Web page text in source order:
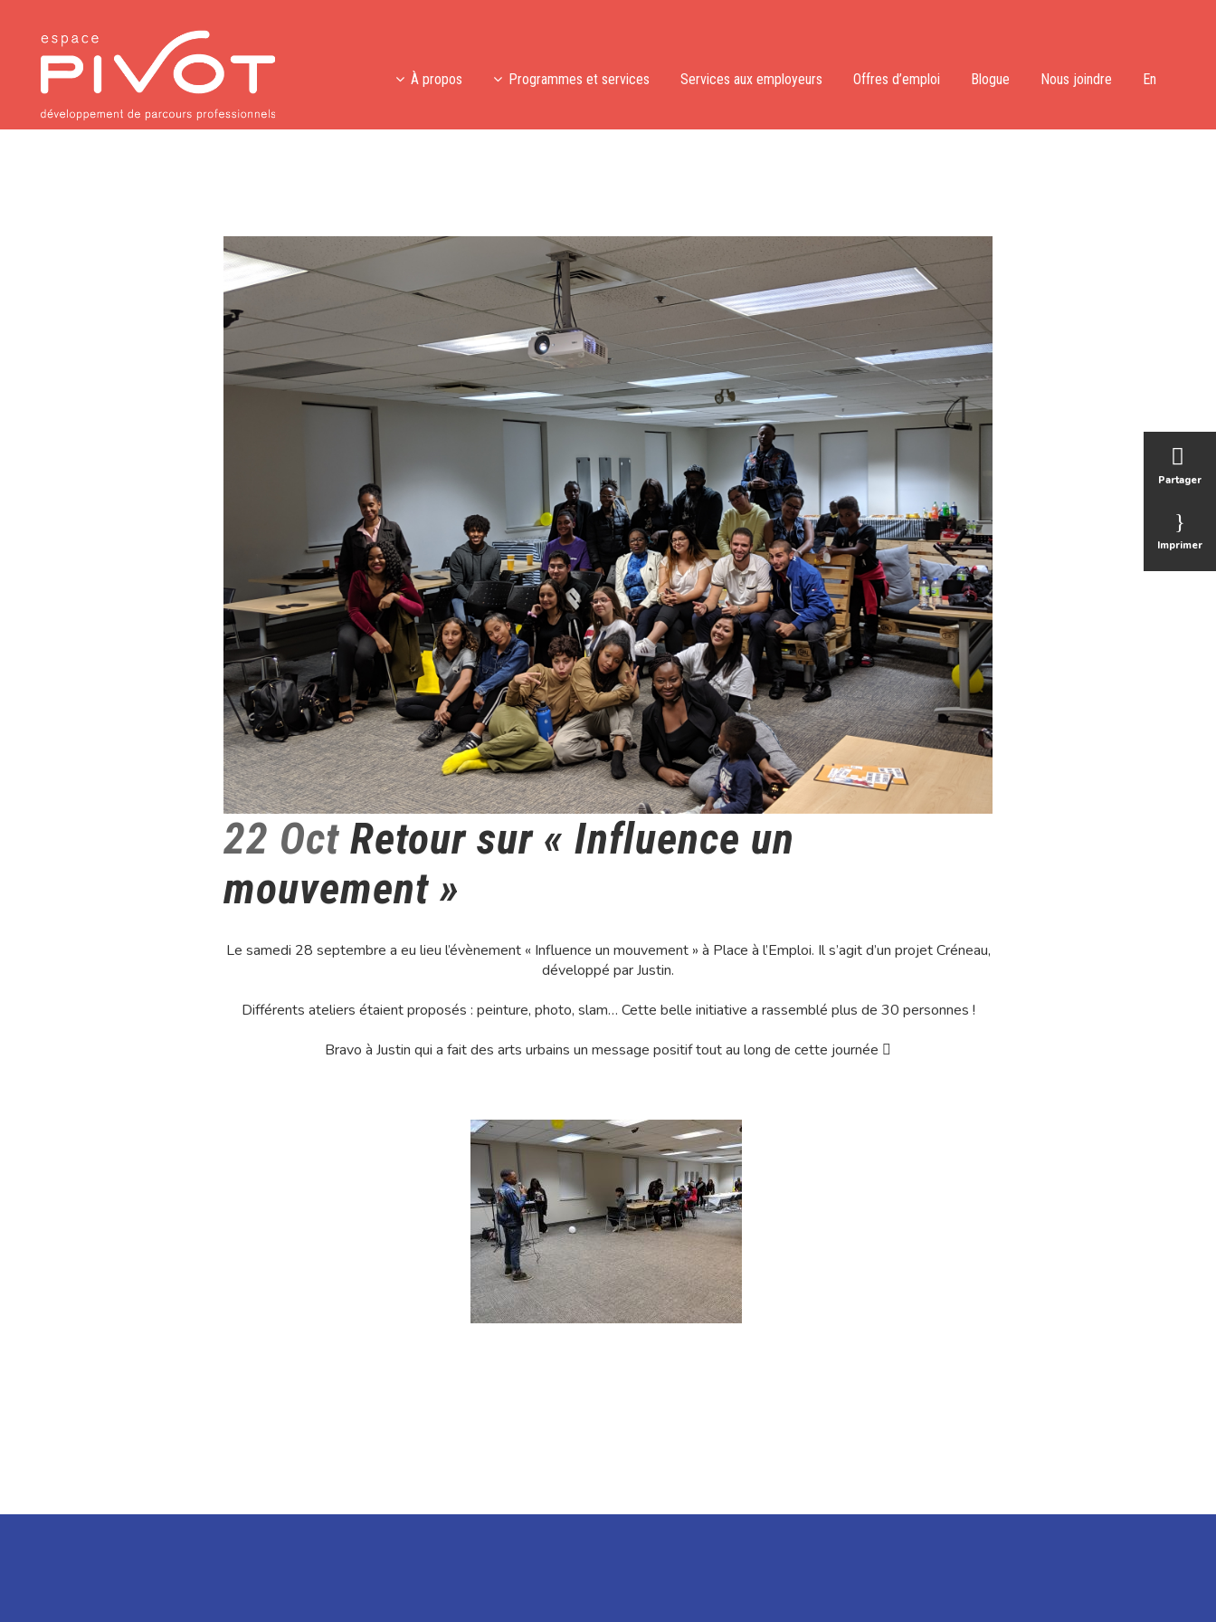
À propos Programmes et services Services aux employeurs Offres d’emploi Blogue Nous joindre En
22 Oct Retour sur « Influence un
mouvement »
Le samedi 28 septembre a eu lieu l’évènement « Influence un mouvement » à Place à l’Emploi. Il s’agit d’un projet Créneau,
développé par Justin.
Différents ateliers étaient proposés : peinture, photo, slam… Cette belle initiative a rassemblé plus de 30 personnes !
Bravo à Justin qui a fait des arts urbains un message positif tout au long de cette journée 
Partager
Imprimer